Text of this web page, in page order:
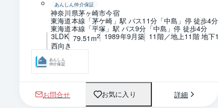
あんしん仲介保証
神奈川県茅ヶ崎市今宿
東海道本線「茅ケ崎」駅 バス11分「中島」停 徒歩4分
東海道本線「平塚」駅 バス9分「中島」停 徒歩4分
3LDK 79.51m2 1989年9月築 11階／地上11階 地下
西向き
あんしん
仲介保証
お問合せ お気に入り 詳細
1 / 0 間取り